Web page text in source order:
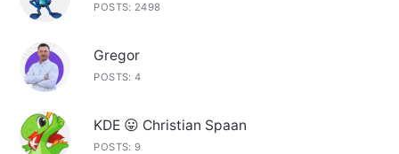
POSTS: 2498
Gregor
POSTS: 4
KDE 😛 Christian Spaan
POSTS: 9